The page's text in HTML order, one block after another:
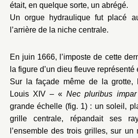
était, en quelque sorte, un abrégé.
Un orgue hydraulique fut placé
l’arrière de la niche centrale.
En juin 1666, l’imposte de cette
la figure d’un dieu fleuve
Sur la façade même de la grotte,
Louis XIV – «Nec pluribus impar
grande échelle (fig. 1) : un soleil,
grille centrale, répandait ses
l’ensemble des trois grilles, sur